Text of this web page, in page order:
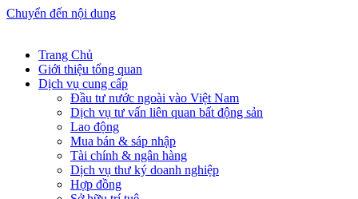
Chuyển đến nội dung
Trang Chủ
Giới thiệu tổng quan
Dịch vụ cung cấp
Đầu tư nước ngoài vào Việt Nam
Dịch vụ tư vấn liên quan bất động sản
Lao động
Mua bán & sáp nhập
Tài chính & ngân hàng
Dịch vụ thư ký doanh nghiệp
Hợp đồng